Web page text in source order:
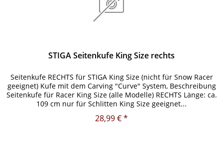
STIGA Seitenkufe King Size rechts
Seitenkufe RECHTS für STIGA King Size (nicht für Snow Racer
geeignet) Kufe mit dem Carving "Curve" System, Beschreibung
Seitenkufe für Racer King Size (alle Modelle) RECHTS Länge: ca.
109 cm nur für Schlitten King Size geeignet...
28,99 € *